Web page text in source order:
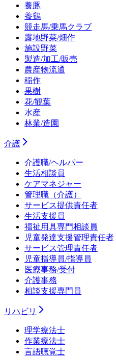
養豚
養鶏
競走馬/乗馬クラブ
露地野菜/畑作
施設野菜
製造/加工/販売
農産物流通
稲作
果樹
花/観葉
水産
林業/造園
介護
介護職/ヘルパー
生活相談員
ケアマネジャー
管理職（介護）
サービス提供責任者
生活支援員
福祉用具専門相談員
児童発達支援管理責任者
サービス管理責任者
児童指導員/指導員
医療事務/受付
介護事務
相談支援専門員
リハビリ
理学療法士
作業療法士
言語聴覚士